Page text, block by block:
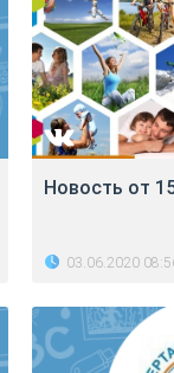
Новость от
03.06.2020